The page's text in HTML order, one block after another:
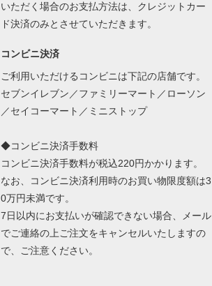
いただく場合のお支払方法は、クレジットカー
ド決済のみとさせていただきます。
コンビニ決済
ご利用いただけるコンビニは下記の店舗です。
セブンイレブン／ファミリーマート／ローソン
／セイコーマート／ミニストップ
◆コンビニ決済手数料
コンビニ決済手数料が税込220円かかります。
なお、コンビニ決済利用時のお買い物限度額は3
0万円未満です。
7日以内にお支払いが確認できない場合、メール
でご連絡の上ご注文をキャンセルいたしますの
で、ご注意ください。